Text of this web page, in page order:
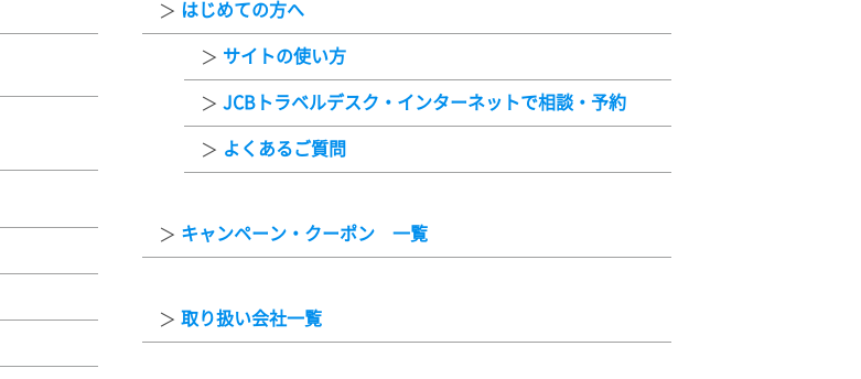
はじめての方へ
サイトの使い方
JCBトラベルデスク・インターネットで相談・予約
よくあるご質問
キャンペーン・クーポン 一覧
取り扱い会社一覧